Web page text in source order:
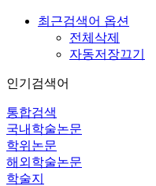
최근검색어 옵션
전체삭제
자동저장끄기
인기검색어
통합검색
국내학술논문
학위논문
해외학술논문
학술지